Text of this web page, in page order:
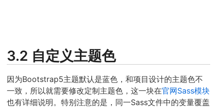
3.2 自定义主题色
因为Bootstrap5主题默认是蓝色，和项目设计的主题色不
一致，所以就需要修改定制主题色，这一块在官网Sass模块
也有详细说明。特别注意的是，同一Sass文件中的变量覆盖